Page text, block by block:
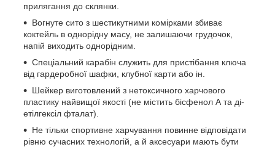
прилягання до склянки.
Вогнуте сито з шестикутними комірками збиває
коктейль в однорідну масу, не залишаючи грудочок,
напій виходить однорідним.
Спеціальний карабін служить для пристібання ключа
від гардеробної шафки, клубної карти або ін.
Шейкер виготовлений з нетоксичного харчового
пластику найвищої якості (не містить бісфенол А та ді-
етілгексіл фталат).
Не тільки спортивне харчування повинне відповідати
рівню сучасних технологій, а й аксесуари мають бути